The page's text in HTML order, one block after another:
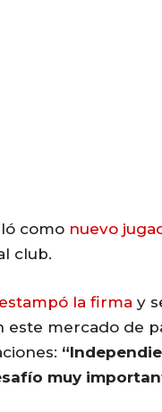
como nuevo
club.
estampó la firma y
este mercado de
muy